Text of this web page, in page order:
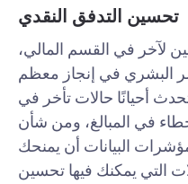
تحسين التدفق النقدي
لآخر في القسم المالي،
البشري في إنجاز معظم
أحيانًا حالات تأخر في
في المبالغ، ومن شأن
البيانات أن يمنحك
التي يمكنك فيها تحسين